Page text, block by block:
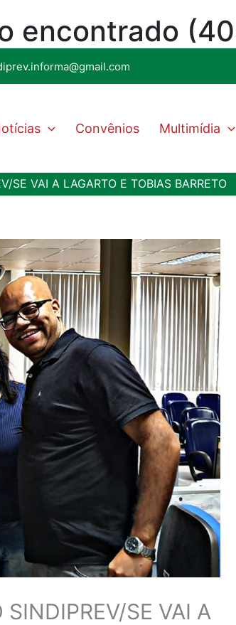
Convênios Multimídia
SE VAI A LAGARTO E TOBIAS BARRETO
SE VAI A